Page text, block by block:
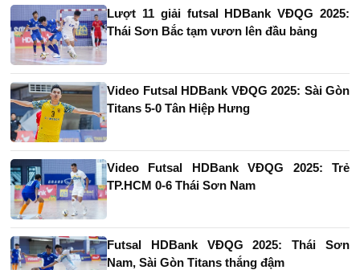
Lượt 11 giải futsal HDBank VĐQG 2025:
Thái Sơn Bắc tạm vươn lên đầu bảng
Video Futsal HDBank VĐQG 2025: Sài Gòn
Titans 5-0 Tân Hiệp Hưng
Video Futsal HDBank VĐQG 2025: Trẻ
TP.HCM 0-6 Thái Sơn Nam
Futsal HDBank VĐQG 2025: Thái Sơn
Nam, Sài Gòn Titans thắng đậm